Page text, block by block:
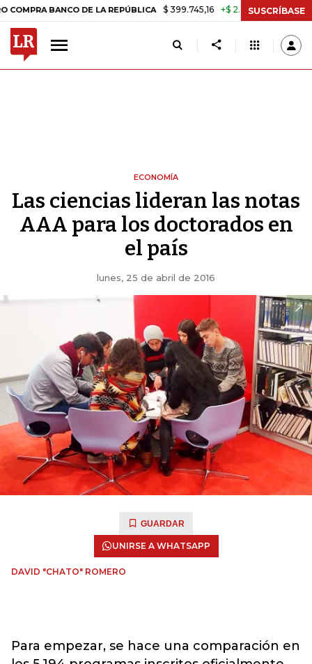
BANCO DE LA REPÚBLICA $ 399.745,16 +$ 2.295,71 +0,58% TASA
SUSCRÍBASE
ECONOMÍA
Las ciencias lideran las notas
AAA para los doctorados en
el país
lunes, 25 de abril de 2016
GUARDAR
UNIRSE A WHATSAPP
DAVID "CHATO" ROMERO
Para empezar, se hace una comparación en